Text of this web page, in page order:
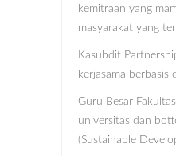
kemitraan yang
masyarakat yang
Kasubdit
kerjasama berbasis
Guru Besar
universitas dan
(Sustainable